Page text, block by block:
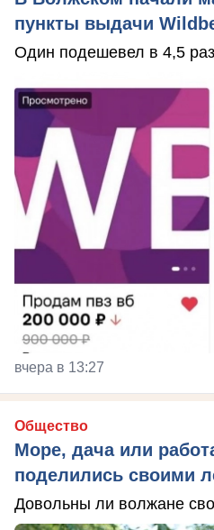
пункты выдачи
Один подешевел в 4,5
вчера в 13:27
Общество
Море, дача или
поделились своими
Довольны ли волжане